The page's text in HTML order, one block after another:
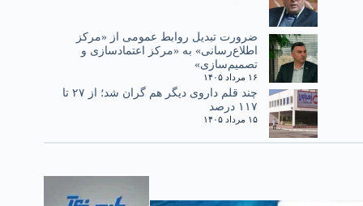
ضرورت تبدیل روابط عمومی از «مرکز
اطلاع‌رسانی» به «مرکز اعتمادسازی و
تصمیم‌سازی»
۱۶ مرداد ۱۴۰۵
چند قلم داروی دیگر هم گران شد؛ از ۲۷ تا
۱۱۷ درصد
۱۵ مرداد ۱۴۰۵